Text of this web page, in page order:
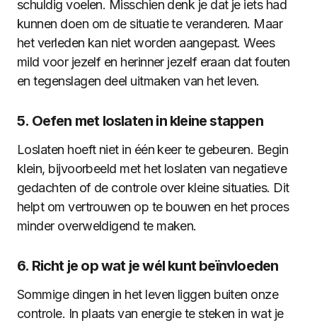
schuldig voelen. Misschien denk je dat je iets had
kunnen doen om de situatie te veranderen. Maar
het verleden kan niet worden aangepast. Wees
mild voor jezelf en herinner jezelf eraan dat fouten
en tegenslagen deel uitmaken van het leven.
5. Oefen met loslaten in kleine stappen
Loslaten hoeft niet in één keer te gebeuren. Begin
klein, bijvoorbeeld met het loslaten van negatieve
gedachten of de controle over kleine situaties. Dit
helpt om vertrouwen op te bouwen en het proces
minder overweldigend te maken.
6. Richt je op wat je wél kunt beïnvloeden
Sommige dingen in het leven liggen buiten onze
controle. In plaats van energie te steken in wat je